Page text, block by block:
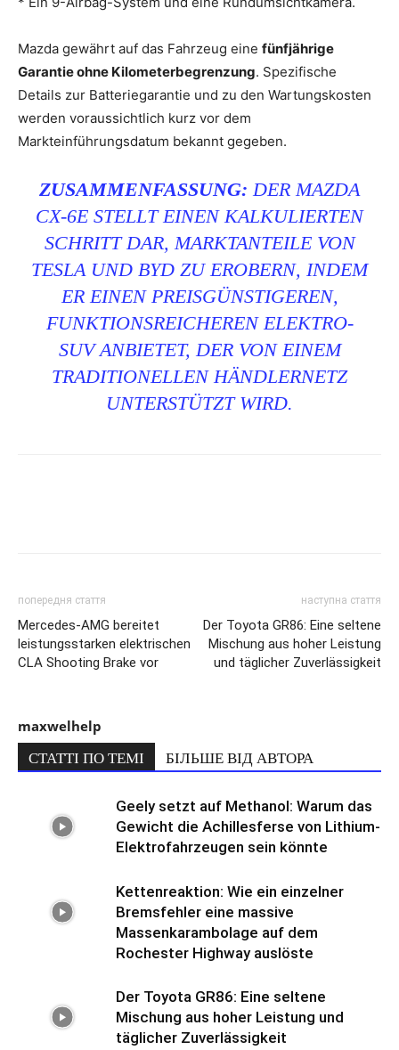
Mazda gewährt auf das Fahrzeug eine fünfjährige
Garantie ohne Kilometerbegrenzung. Spezifische
Details zur Batteriegarantie und zu den Wartungskosten
werden voraussichtlich kurz vor dem
Markteinführungsdatum bekannt gegeben.
ZUSAMMENFASSUNG: DER MAZDA
CX-6E STELLT EINEN KALKULIERTEN
SCHRITT DAR, MARKTANTEILE VON
TESLA UND BYD ZU EROBERN, INDEM
ER EINEN PREISGÜNSTIGEREN,
FUNKTIONSREICHEREN ELEKTRO-
SUV ANBIETET, DER VON EINEM
TRADITIONELLEN HÄNDLERNETZ
UNTERSTÜTZT WIRD.
попередня стаття
Mercedes-AMG bereitet
leistungsstarken elektrischen
CLA Shooting Brake vor
наступна стаття
Der Toyota GR86: Eine seltene
Mischung aus hoher Leistung
und täglicher Zuverlässigkeit
maxwelhelp
СТАТТІ ПО ТЕМІ БІЛЬШЕ ВІД АВТОРА
Geely setzt auf Methanol: Warum das
Gewicht die Achillesferse von Lithium-
Elektrofahrzeugen sein könnte
Kettenreaktion: Wie ein einzelner
Bremsfehler eine massive
Massenkarambolage auf dem
Rochester Highway auslöste
Der Toyota GR86: Eine seltene
Mischung aus hoher Leistung und
täglicher Zuverlässigkeit